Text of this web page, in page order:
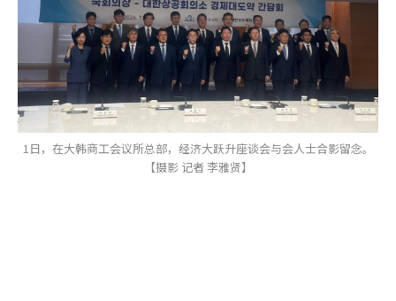
1日，在大韩商工会议所总部，经济大跃升座谈会与会人士合影留念。
【摄影 记者 李雅贤】